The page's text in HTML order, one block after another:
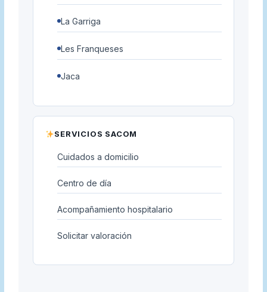
La Garriga
Les Franqueses
Jaca
SERVICIOS SACOM
Cuidados a domicilio
Centro de día
Acompañamiento hospitalario
Solicitar valoración